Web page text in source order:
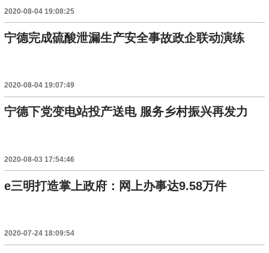
2020-08-04 19:08:25
宁德完成硫酸泄漏生产安全事故政企联动演练
2020-08-04 19:07:49
宁德下党变电站投产送电 服务乡村振兴再发力
2020-08-03 17:54:46
e三明打造掌上政府：网上办事达9.58万件
2020-07-24 18:09:54